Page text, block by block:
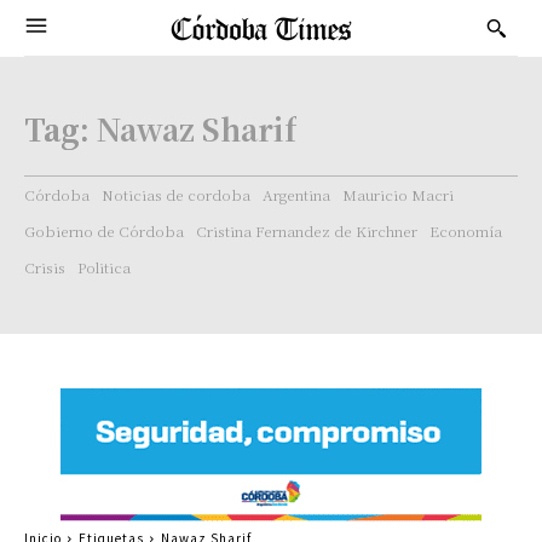
Tag: Nawaz Sharif
Córdoba Noticias de cordoba Argentina
Mauricio Macri
Gobierno de Córdoba
Cristina Fernandez de Kirchner
Economía
Crisis
Politica
Inicio Etiquetas Nawaz Sharif